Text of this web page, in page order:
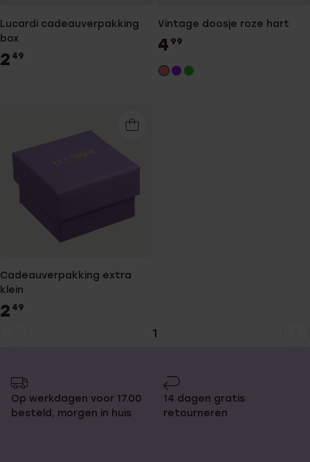
Lucardi cadeauverpakking
box
2 49
Vintage doosje roze hart
4 99
Cadeauverpakking extra
klein
2 49
1
Op werkdagen voor 17.00
besteld, morgen in huis
14 dagen gratis
retourneren